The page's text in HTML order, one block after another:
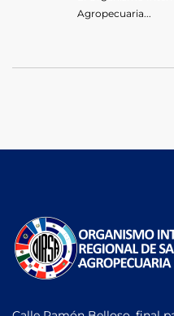
Agropecuaria...